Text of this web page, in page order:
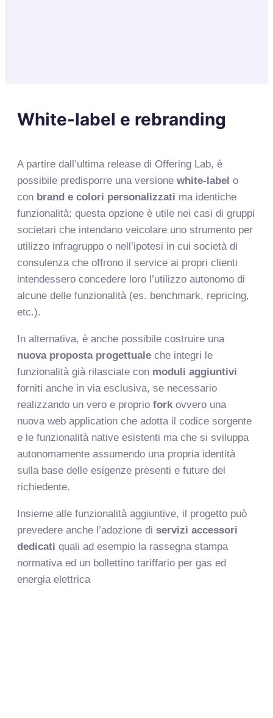
White-label e rebranding
A partire dall’ultima release di Offering Lab, è
possibile predisporre una versione white-label o
con brand e colori personalizzati ma identiche
funzionalità: questa opzione è utile nei casi di gruppi
societari che intendano veicolare uno strumento per
utilizzo infragruppo o nell’ipotesi in cui società di
consulenza che offrono il service ai propri clienti
intendessero concedere loro l’utilizzo autonomo di
alcune delle funzionalità (es. benchmark, repricing,
etc.).
In alternativa, è anche possibile costruire una
nuova proposta progettuale che integri le
funzionalità già rilasciate con moduli aggiuntivi
forniti anche in via esclusiva, se necessario
realizzando un vero e proprio fork ovvero una
nuova web application che adotta il codice sorgente
e le funzionalità native esistenti ma che si sviluppa
autonomamente assumendo una propria identità
sulla base delle esigenze presenti e future del
richiedente.
Insieme alle funzionalità aggiuntive, il progetto può
prevedere anche l’adozione di servizi accessori
dedicati quali ad esempio la rassegna stampa
normativa ed un bollettino tariffario per gas ed
energia elettrica